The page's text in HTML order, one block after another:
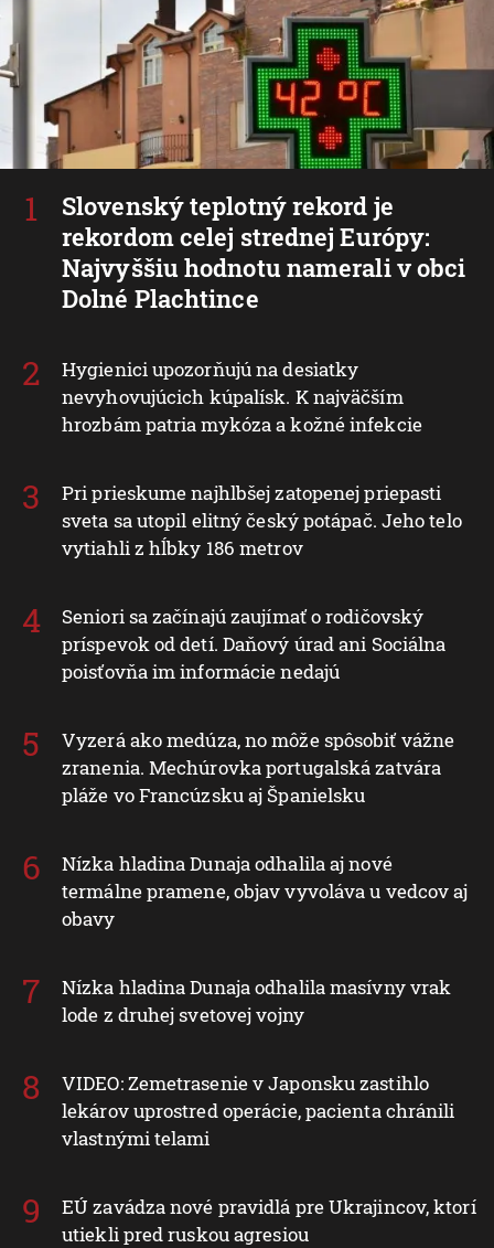
Slovenský teplotný rekord je
rekordom celej strednej Európy:
Najvyššiu hodnotu namerali v obci
Dolné Plachtince
Hygienici upozorňujú na desiatky
nevyhovujúcich kúpalísk. K najväčším
hrozbám patria mykóza a kožné infekcie
Pri prieskume najhlbšej zatopenej priepasti
sveta sa utopil elitný český potápač. Jeho telo
vytiahli z hĺbky 186 metrov
Seniori sa začínajú zaujímať o rodičovský
príspevok od detí. Daňový úrad ani Sociálna
poisťovňa im informácie nedajú
Vyzerá ako medúza, no môže spôsobiť vážne
zranenia. Mechúrovka portugalská zatvára
pláže vo Francúzsku aj Španielsku
Nízka hladina Dunaja odhalila aj nové
termálne pramene, objav vyvoláva u vedcov aj
obavy
Nízka hladina Dunaja odhalila masívny vrak
lode z druhej svetovej vojny
VIDEO: Zemetrasenie v Japonsku zastihlo
lekárov uprostred operácie, pacienta chránili
vlastnými telami
EÚ zavádza nové pravidlá pre Ukrajincov, ktorí
utiekli pred ruskou agresiou